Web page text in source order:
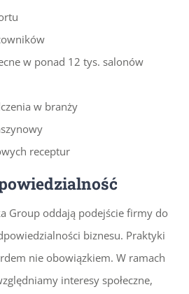
w ponad 12 tys. salonów
w branży
receptur
Group oddają podejście firmy do
biznesu. Praktyki
nie obowiązkiem. W ramach
interesy społeczne,